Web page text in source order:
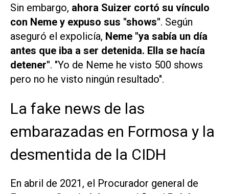
Sin embargo, ahora Suizer cortó su vínculo
con Neme y expuso sus "shows". Según
aseguró el expolicía, Neme "ya sabía un día
antes que iba a ser detenida. Ella se hacía
detener". "Yo de Neme he visto 500 shows
pero no he visto ningún resultado".
La fake news de las
embarazadas en Formosa y la
desmentida de la CIDH
En abril de 2021, el Procurador general de